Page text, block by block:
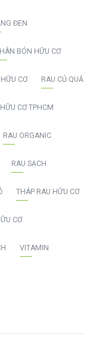
ĐEN
BÓN HỮU CƠ
CƠ RAU CỦ QUẢ
CƠ TPHCM
RAU ORGANIC
RAU SẠCH
THÁP RAU HỮU CƠ
CƠ
VITAMIN